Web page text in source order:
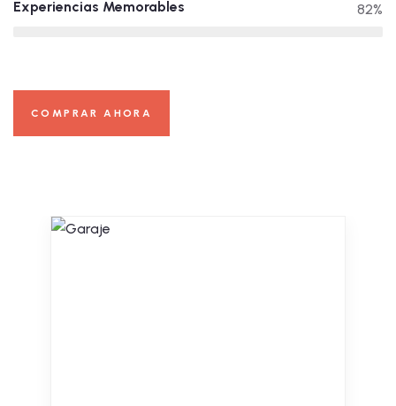
Experiencias Memorables 82%
COMPRAR AHORA